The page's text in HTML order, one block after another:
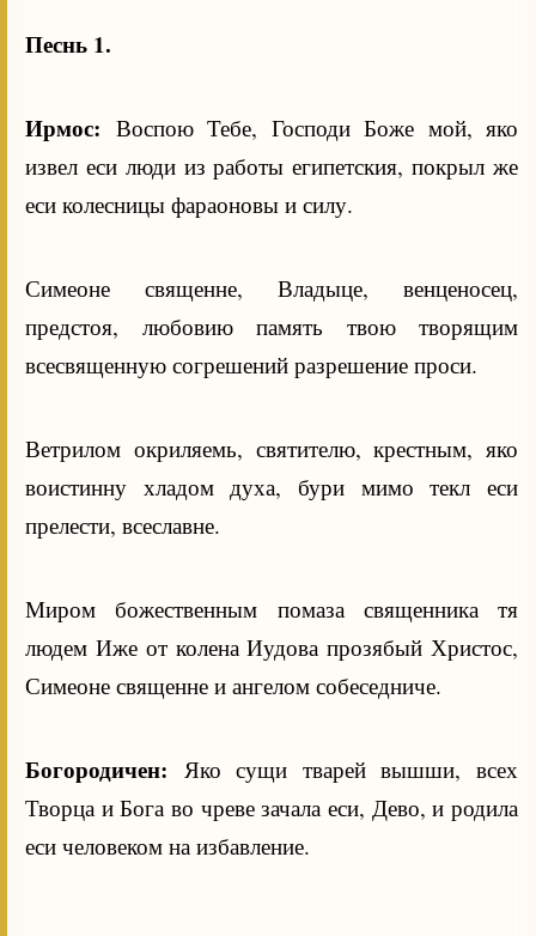
Песнь 1.
Ирмос: Воспою Тебе, Господи Боже мой, яко
извел еси люди из работы египетския, покрыл же
еси колесницы фараоновы и силу.
Симеоне священне, Владыце, венценосец,
предстоя, любовию память твою творящим
всесвященную согрешений разрешение проси.
Ветрилом окриляемь, святителю, крестным, яко
воистинну хладом духа, бури мимо текл еси
прелести, всеславне.
Миром божественным помаза священника тя
людем Иже от колена Иудова прозябый Христос,
Симеоне священне и ангелом собеседниче.
Богородичен: Яко сущи тварей вышши, всех
Творца и Бога во чреве зачала еси, Дево, и родила
еси человеком на избавление.